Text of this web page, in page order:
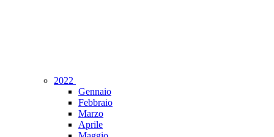
2022
Gennaio
Febbraio
Marzo
Aprile